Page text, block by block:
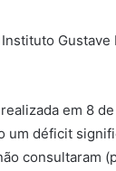
Gustave
em 8 de
um déficit
consultaram